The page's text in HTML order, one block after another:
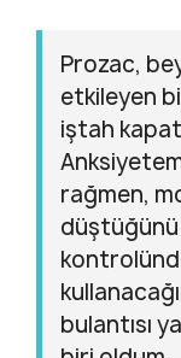
Prozac,
etkileyen
iştah
rağmen,
bulantısı